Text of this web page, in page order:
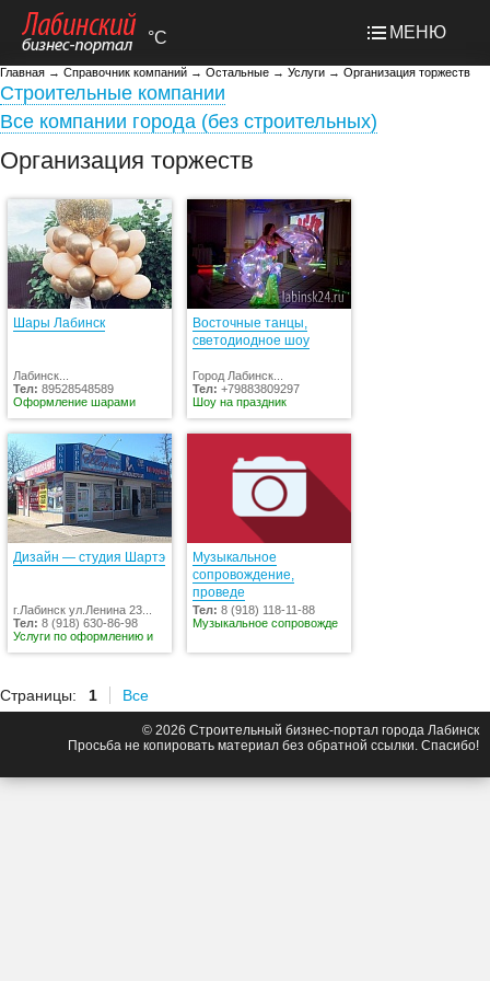
°C МЕНЮ
Главная → Справочник компаний → Остальные → Услуги → Организация торжеств
Строительные компании
Все компании города (без строительных)
Организация торжеств
Шары Лабинск
Лабинск...
Тел: 89528548589
Оформление шарами
Восточные танцы,
светодиодное шоу
Город Лабинск...
Тел: +79883809297
Шоу на праздник
Дизайн — студия Шартэ
г.Лабинск ул.Ленина 23...
Тел: 8 (918) 630-86-98
Услуги по оформлению и
Музыкальное
сопровождение,
проведе
Тел: 8 (918) 118-11-88
Музыкальное сопровожде
Страницы: 1 Все
© 2026 Строительный бизнес-портал города Лабинск
Просьба не копировать материал без обратной ссылки. Спасибо!